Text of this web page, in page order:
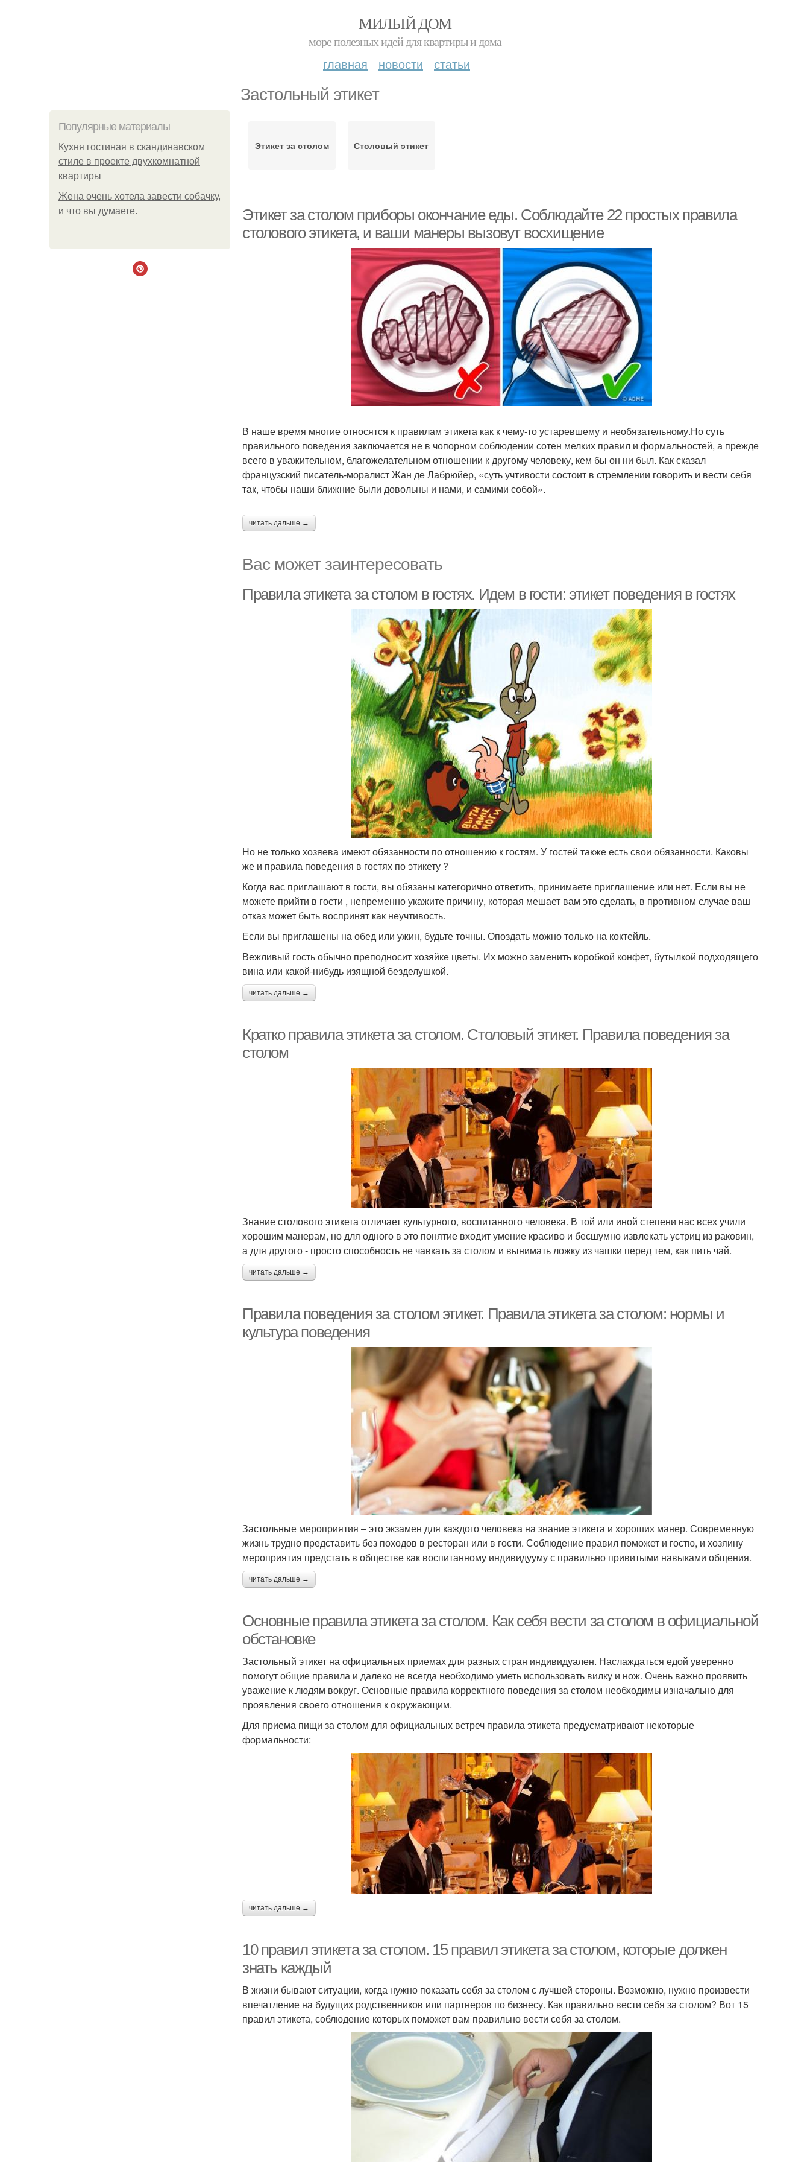
МИЛЫЙ ДОМ
море полезных идей для квартиры и дома
главная новости статьи
Застольный этикет
Популярные материалы
Кухня гостиная в скандинавском
стиле в проекте двухкомнатной
квартиры
Жена очень хотела завести собачку,
и что вы думаете.
Этикет за столом Столовый этикет
Этикет за столом приборы окончание еды. Соблюдайте 22 простых правила
столового этикета, и ваши манеры вызовут восхищение
В наше время многие относятся к правилам этикета как к чему-то устаревшему и необязательному.Но суть
правильного поведения заключается не в чопорном соблюдении сотен мелких правил и формальностей, а прежде
всего в уважительном, благожелательном отношении к другому человеку, кем бы он ни был. Как сказал
французский писатель-моралист Жан де Лабрюйер, «суть учтивости состоит в стремлении говорить и вести себя
так, чтобы наши ближние были довольны и нами, и самими собой».
читать дальше →
Вас может заинтересовать
Правила этикета за столом в гостях. Идем в гости: этикет поведения в гостях
Но не только хозяева имеют обязанности по отношению к гостям. У гостей также есть свои обязанности. Каковы
же и правила поведения в гостях по этикету ?
Когда вас приглашают в гости, вы обязаны категорично ответить, принимаете приглашение или нет. Если вы не
можете прийти в гости , непременно укажите причину, которая мешает вам это сделать, в противном случае ваш
отказ может быть воспринят как неучтивость.
Если вы приглашены на обед или ужин, будьте точны. Опоздать можно только на коктейль.
Вежливый гость обычно преподносит хозяйке цветы. Их можно заменить коробкой конфет, бутылкой подходящего
вина или какой-нибудь изящной безделушкой.
читать дальше →
Кратко правила этикета за столом. Столовый этикет. Правила поведения за
столом
Знание столового этикета отличает культурного, воспитанного человека. В той или иной степени нас всех учили
хорошим манерам, но для одного в это понятие входит умение красиво и бесшумно извлекать устриц из раковин,
а для другого - просто способность не чавкать за столом и вынимать ложку из чашки перед тем, как пить чай.
читать дальше →
Правила поведения за столом этикет. Правила этикета за столом: нормы и
культура поведения
Застольные мероприятия – это экзамен для каждого человека на знание этикета и хороших манер. Современную
жизнь трудно представить без походов в ресторан или в гости. Соблюдение правил поможет и гостю, и хозяину
мероприятия предстать в обществе как воспитанному индивидууму с правильно привитыми навыками общения.
читать дальше →
Основные правила этикета за столом. Как себя вести за столом в официальной
обстановке
Застольный этикет на официальных приемах для разных стран индивидуален. Наслаждаться едой уверенно
помогут общие правила и далеко не всегда необходимо уметь использовать вилку и нож. Очень важно проявить
уважение к людям вокруг. Основные правила корректного поведения за столом необходимы изначально для
проявления своего отношения к окружающим.
Для приема пищи за столом для официальных встреч правила этикета предусматривают некоторые
формальности:
читать дальше →
10 правил этикета за столом. 15 правил этикета за столом, которые должен
знать каждый
В жизни бывают ситуации, когда нужно показать себя за столом с лучшей стороны. Возможно, нужно произвести
впечатление на будущих родственников или партнеров по бизнесу. Как правильно вести себя за столом? Вот 15
правил этикета, соблюдение которых поможет вам правильно вести себя за столом.